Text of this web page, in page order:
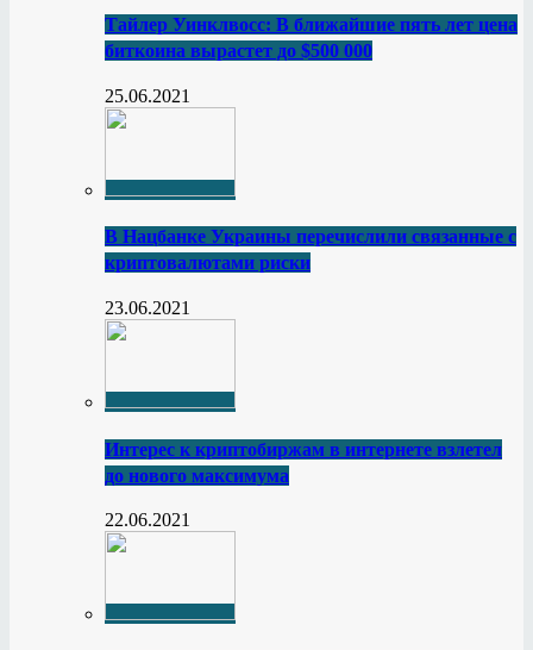
Тайлер Уинклвосс: В ближайшие пять лет цена
биткоина вырастет до $500 000
25.06.2021
В Нацбанке Украины перечислили связанные с
криптовалютами риски
23.06.2021
Интерес к криптобиржам в интернете взлетел
до нового максимума
22.06.2021